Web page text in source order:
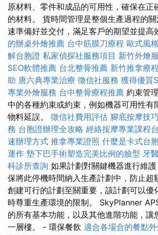
原材料、零件和成品的可用性，確保在正
的材料。 貨時間管理是整個生產過程的
速準備好並交付，滿足客戶的期望並提高
的辦桌外燴推薦 台中筋膜刀療程 歐式風
解台胞證 私家偵探社服務項目 新竹外燴
SEO軟體推薦 台北整骨推薦 新竹推拿療程
助 唐六典專業治療 徵信社服務 獲得優質
專業外燴服務 台中整骨療程推薦 約束管
中的各種約束或約束，例如機器可用性有
物料延誤。 徵信社費用評估 腳底按摩技
務 台胞證辦理全攻略 經絡按摩專業課程
速辦理方式 推拿專業證照 什麼是卡式台
運作 墊下巴手術塑造完美比例的臉型 牙
科診所查詢 如果計劃對關鍵機器進行維
保將此停機時間納入生產計劃中，防止超
創建可行的計劃至關重要，該計劃可以優
時尊重生產環境的限制。 SkyPlanner
的所有基本功能，以及其他進階功能，讓
一層樓。 - 環保餐飲 適合各場合的餐點